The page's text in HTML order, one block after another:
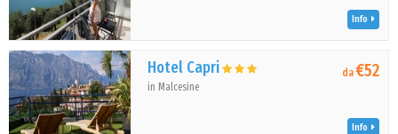
Info
Hotel Capri
in Malcesine
da€52
Info